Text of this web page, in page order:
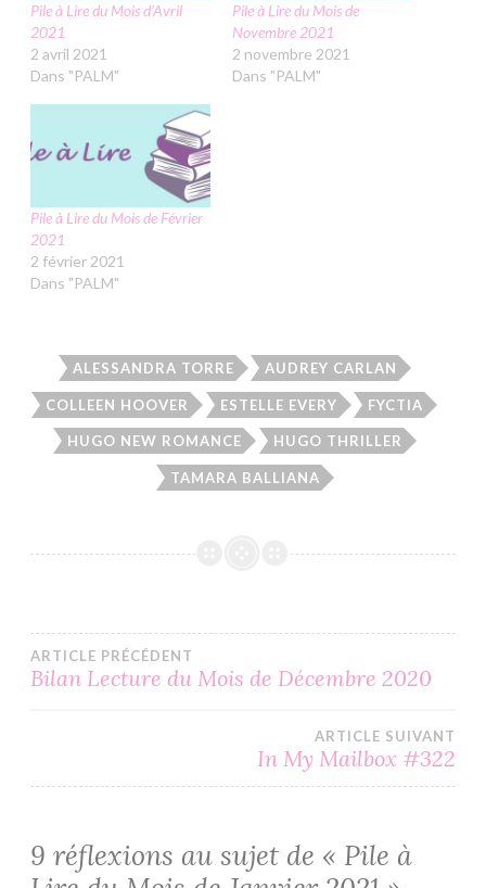
Pile à Lire du Mois d’Avril
2021
2 avril 2021
Dans "PALM"
Pile à Lire du Mois de
Novembre 2021
2 novembre 2021
Dans "PALM"
Pile à Lire du Mois de Février
2021
2 février 2021
Dans "PALM"
ALESSANDRA TORRE AUDREY CARLAN
COLLEEN HOOVER ESTELLE EVERY FYCTIA
HUGO NEW ROMANCE HUGO THRILLER
TAMARA BALLIANA
Navigation
ARTICLE PRÉCÉDENT
Bilan Lecture du Mois de Décembre 2020
ARTICLE SUIVANT
In My Mailbox #322
9 réflexions au sujet de « Pile à